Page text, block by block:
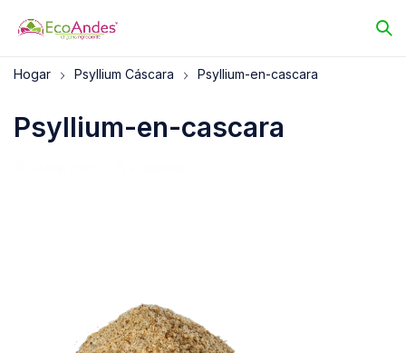
Hogar Psyllium Cáscara Psyllium-en-cascara
Psyllium-en-cascara